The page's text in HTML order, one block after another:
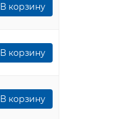
В корзину
В корзину
В корзину